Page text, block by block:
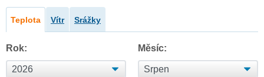
Teplota Vítr Srážky
Rok: Měsíc: